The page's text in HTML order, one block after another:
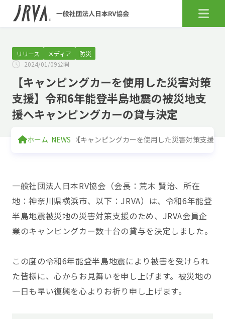
リリース メディア
防災
2024/01/09公開
【キャンピングカーを使用した災害対策
支援】令和6年能登半島地震の被災地支
援へキャンピングカーの貸与決定
ホーム NEWS 【キャンピングカーを使用した災害対策支援
一般社団法人日本RV協会（会長：荒木 賢治、所在
地：神奈川県横浜市、以下：JRVA）は、令和6年能登
半島地震被災地の災害対策支援のため、JRVA会員企
業のキャンピングカー数十台の貸与を決定しました。
この度の令和6年能登半島地震により被害を受けられ
た皆様に、心からお見舞いを申し上げます。被災地の
一日も早い復興を心よりお祈り申し上げます。